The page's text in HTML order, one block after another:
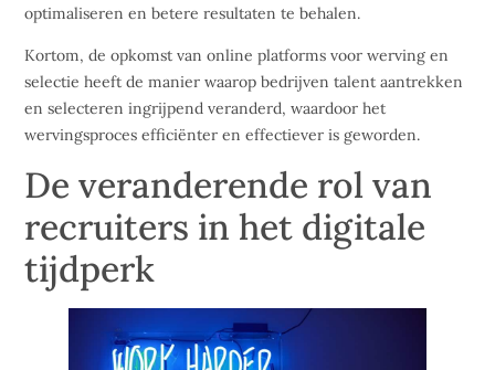
optimaliseren en betere resultaten te behalen.
Kortom, de opkomst van online platforms voor werving en
selectie heeft de manier waarop bedrijven talent aantrekken
en selecteren ingrijpend veranderd, waardoor het
wervingsproces efficiënter en effectiever is geworden.
De veranderende rol van
recruiters in het digitale
tijdperk